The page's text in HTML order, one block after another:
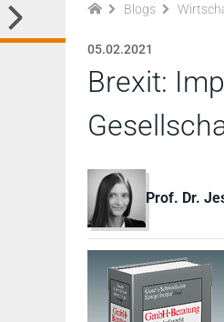
Blogs
05.02.2021
Brexit:
Prof. Dr.